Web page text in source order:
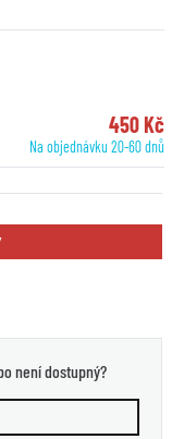
450 Kč
Na objednávku 20-60 dnů
není dostupný?